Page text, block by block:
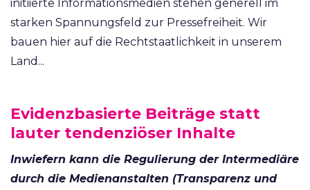
initiierte Informationsmedien stehen generell im
starken Spannungsfeld zur Pressefreiheit. Wir
bauen hier auf die Rechtstaatlichkeit in unserem
Land...
Evidenzbasierte Beiträge statt
lauter tendenziöser Inhalte
Inwiefern kann die Regulierung der Intermediäre
durch die Medienanstalten (Transparenz und